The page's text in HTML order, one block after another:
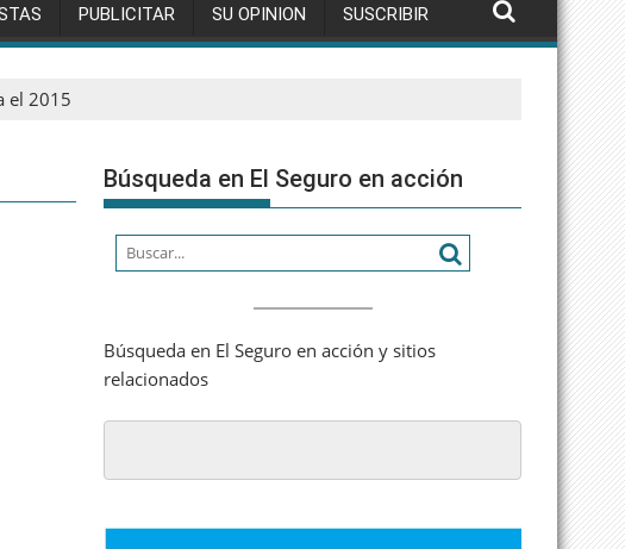
PUBLICITAR SU OPINION SUSCRIBIR
el 2015
Búsqueda en El Seguro en acción
Búsqueda en El Seguro en acción y sitios
relacionados